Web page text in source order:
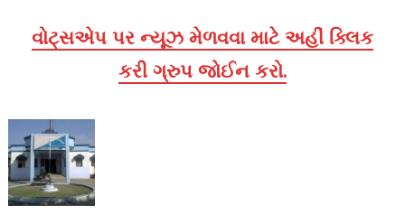
વોટ્સએપ પર ન્યૂઝ મેળવવા માટે અહીં ક્લિક
કરી ગ્રુપ જોઈન કરો.